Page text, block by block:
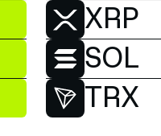
XRP
SOL
TRX